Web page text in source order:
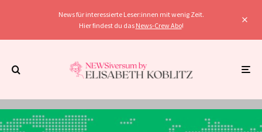
News für interessierte Leser:innen mit wenig Zeit.
Hier findest du das News-Crew Abo!